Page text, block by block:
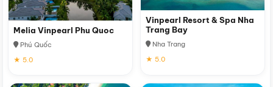
Melia Vinpearl Phu Quoc
Phú Quốc
★ 5.0
Vinpearl Resort & Spa Nha
Trang Bay
Nha Trang
★ 5.0